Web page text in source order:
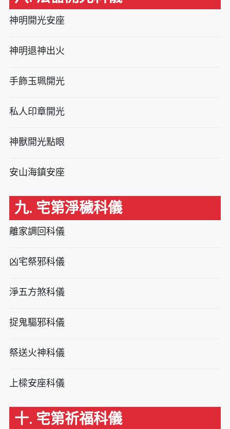
神明開光安座
神明退神出火
手飾玉珮開光
私人印章開光
神獸開光點眼
安山海鎮安座
九. 宅第淨穢科儀
離家調回科儀
凶宅祭邪科儀
淨五方煞科儀
捉鬼驅邪科儀
祭送火神科儀
上樑安座科儀
十. 宅第祈福科儀